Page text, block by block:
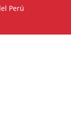
Perú